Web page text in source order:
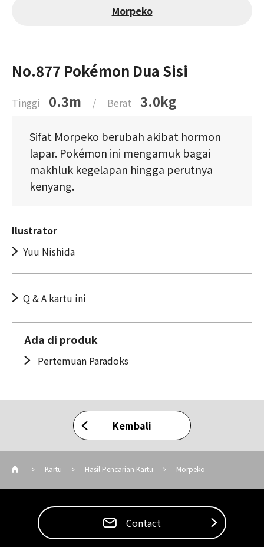
Morpeko
No.877 Pokémon Dua Sisi
Tinggi 0.3m / Berat 3.0kg
Sifat Morpeko berubah akibat hormon
lapar. Pokémon ini mengamuk bagai
makhluk kegelapan hingga perutnya
kenyang.
Ilustrator
Yuu Nishida
Q & A kartu ini
Ada di produk
Pertemuan Paradoks
Kembali
Kartu Hasil Pencarian Kartu Morpeko
Contact